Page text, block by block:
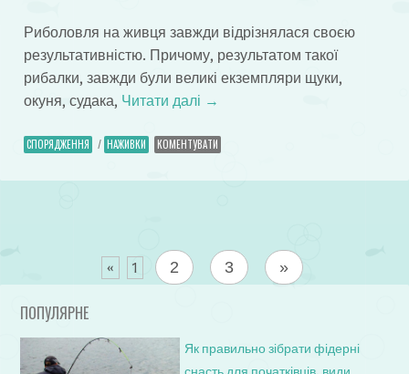
Риболовля на живця завжди відрізнялася своєю
результативністю. Причому, результатом такої
рибалки, завжди були великі екземпляри щуки,
окуня, судака, Читати далі →
СПОРЯДЖЕННЯ / НАЖИВКИ КОМЕНТУВАТИ
« 1 2 3 »
ПОПУЛЯРНЕ
Як правильно зібрати фідерні